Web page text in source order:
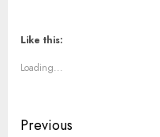
Like this:
Loading...
Previous